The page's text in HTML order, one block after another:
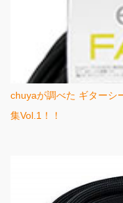
chuyaが調べた ギターシ
集Vol.1！！